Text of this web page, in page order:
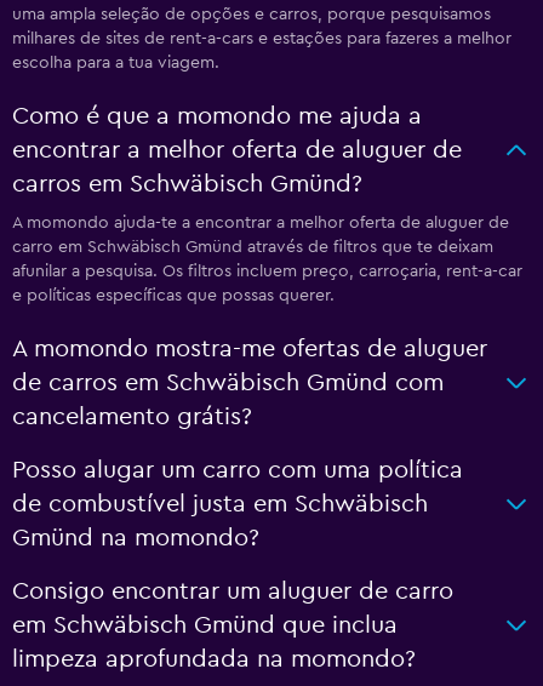
uma ampla seleção de opções e carros, porque pesquisamos
milhares de sites de rent-a-cars e estações para fazeres a melhor
escolha para a tua viagem.
Como é que a momondo me ajuda a
encontrar a melhor oferta de aluguer de
carros em Schwäbisch Gmünd?
A momondo ajuda-te a encontrar a melhor oferta de aluguer de
carro em Schwäbisch Gmünd através de filtros que te deixam
afunilar a pesquisa. Os filtros incluem preço, carroçaria, rent-a-car
e políticas específicas que possas querer.
A momondo mostra-me ofertas de aluguer
de carros em Schwäbisch Gmünd com
cancelamento grátis?
Posso alugar um carro com uma política
de combustível justa em Schwäbisch
Gmünd na momondo?
Consigo encontrar um aluguer de carro
em Schwäbisch Gmünd que inclua
limpeza aprofundada na momondo?